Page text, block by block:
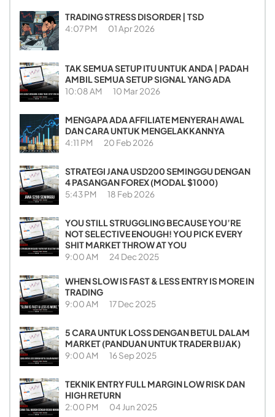
TRADING STRESS DISORDER | TSD
4:07 PM 01 Apr 2026
TAK SEMUA SETUP ITU UNTUK ANDA | PADAH
AMBIL SEMUA SETUP SIGNAL YANG ADA
10:08 AM 10 Mar 2026
MENGAPA ADA AFFILIATE MENYERAH AWAL
DAN CARA UNTUK MENGELAKKANNYA
4:11 PM 20 Feb 2026
STRATEGI JANA USD200 SEMINGGU DENGAN
4 PASANGAN FOREX (MODAL $1000)
5:43 PM 18 Feb 2026
YOU STILL STRUGGLING BECAUSE YOU’RE
NOT SELECTIVE ENOUGH! YOU PICK EVERY
SHIT MARKET THROW AT YOU
9:00 AM 24 Dec 2025
WHEN SLOW IS FAST & LESS ENTRY IS MORE IN
TRADING
9:00 AM 17 Dec 2025
5 CARA UNTUK LOSS DENGAN BETUL DALAM
MARKET (PANDUAN UNTUK TRADER BIJAK)
9:00 AM 16 Sep 2025
TEKNIK ENTRY FULL MARGIN LOW RISK DAN
HIGH RETURN
2:00 PM 04 Jun 2025